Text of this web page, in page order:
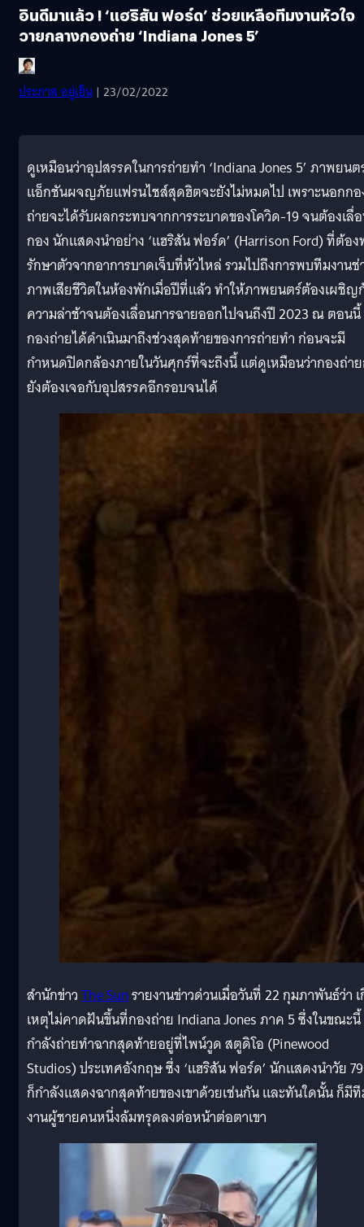
อินดีมาแล้ว ! ‘แฮริสัน ฟอร์ด’ ช่วยเหลือทีมงานหัวใจ
วายกลางกองถ่าย ‘Indiana Jones 5’
ประภาส อยู่เย็น | 23/02/2022
ดูเหมือนว่าอุปสรรคในการถ่ายทำ ‘Indiana Jones 5’ ภาพยน
แอ็กชันผจญภัยแฟรนไชส์สุดฮิตจะยังไม่หมดไป เพราะนอกก
ถ่ายจะได้รับผลกระทบจากการระบาดของโควิด-19 จนต้องเลื่
กอง นักแสดงนำอย่าง ‘แฮริสัน ฟอร์ด’ (Harrison Ford) ที่ต้อ
รักษาตัวจากอาการบาดเจ็บที่หัวไหล่ รวมไปถึงการพบทีมงานช่
ภาพเสียชีวิตในห้องพักเมื่อปีที่แล้ว ทำให้ภาพยนตร์ต้องเผชิญ
ความล่าช้าจนต้องเลื่อนการฉายออกไปจนถึงปี 2023 ณ ตอนนี้
กองถ่ายได้ดำเนินมาถึงช่วงสุดท้ายของการถ่ายทำ ก่อนจะมี
กำหนดปิดกล้องภายในวันศุกร์ที่จะถึงนี้ แต่ดูเหมือนว่ากองถ่า
ยังต้องเจอกับอุปสรรคอีกรอบจนได้
สำนักข่าวThe Sunรายงานข่าวด่วนเมื่อวันที่ 22 กุมภาพันธ์ว่า
เหตุไม่คาดฝันขึ้นที่กองถ่าย Indiana Jones ภาค 5 ซึ่งในขณะนี้
กำลังถ่ายทำฉากสุดท้ายอยู่ที่ไพน์วูด สตูดิโอ (Pinewood
Studios) ประเทศอังกฤษ ซึ่ง ‘แฮริสัน ฟอร์ด’ นักแสดงนำวัย
ก็กำลังแสดงฉากสุดท้ายของเขาด้วยเช่นกัน และทันใดนั้น ก็มี
งานผู้ชายคนหนึ่งล้มทรุดลงต่อหน้าต่อตาเขา